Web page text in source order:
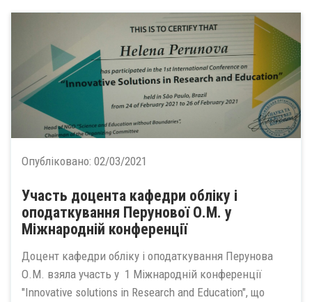
Опубліковано: 02/03/2021
Участь доцента кафедри обліку і
оподаткування Перунової О.М. у
Міжнародній конференції
Доцент кафедри обліку і оподаткування Перунова
О.М. взяла участь у 1 Міжнародній конференції
"Innovative solutions in Research and Education", що